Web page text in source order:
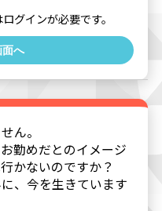
グインが必要です。
面へ
ん。
勤めだとのイメージ
かないのですか？
、今を生きています